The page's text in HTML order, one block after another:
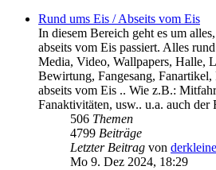
Rund ums Eis / Abseits vom Eis
In diesem Bereich geht es um
abseits vom Eis passiert. Alles
Media, Video, Wallpapers, Halle,
Bewirtung, Fangesang,
abseits vom Eis .. Wie z.B.:
Fanaktivitäten, usw.. u.a. auch der
506 Themen
4799 Beiträge
Letzter Beitrag von
Mo 9. Dez 2024, 18:29